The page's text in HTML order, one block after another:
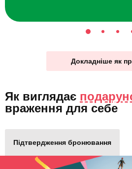
Докладніше як
Як виглядає
враження для себе
Підтвердження бронювання